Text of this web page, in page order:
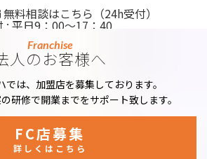
無料相談はこちら （24h受付）
: 平日9：00～17：40
Franchise
人のお客様へ
では、加盟店を募集しております。
研修で開業までをサポート致します。
FC店募集
詳しくはこちら